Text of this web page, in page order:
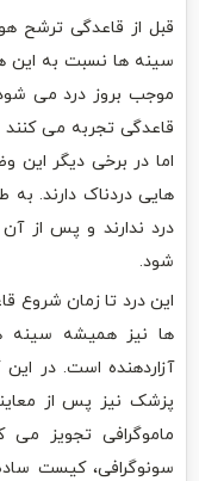
قبل از قاعدگی ترشح
سینه ها نسبت به این
موجب بروز درد می
قاعدگی تجربه می کنند
اما در برخی دیگر
هایی دردناک دارند.
درد ندارند و پس از
شود.
این درد تا زمان شروع
ها نیز همیشه سینه
آزاردهنده است. در
پزشک نیز پس از
ماموگرافی تجویز
سونوگرافی، کیست